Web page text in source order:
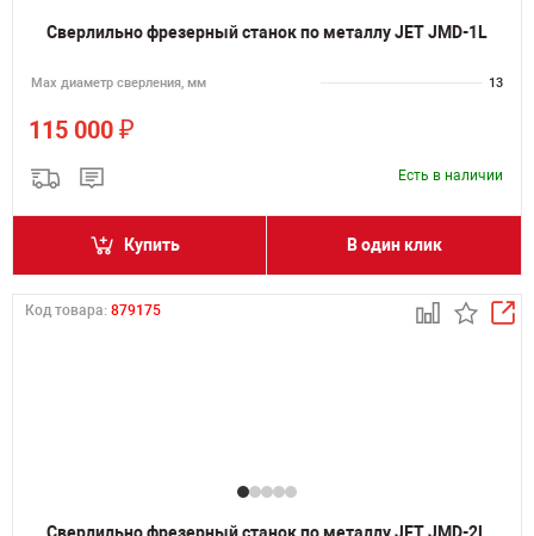
Сверлильно фрезерный станок по металлу JET JMD-1L
Мах диаметр сверления, мм 13
115 000 ₽
Есть в наличии
Купить В один клик
Код товара: 879175